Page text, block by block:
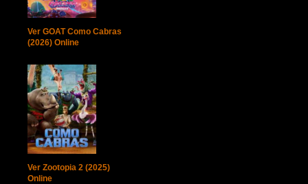
Ver GOAT Como Cabras
(2026) Online
Ver Zootopia 2 (2025)
Online